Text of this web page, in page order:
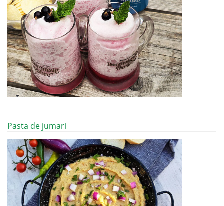
Pasta de jumari